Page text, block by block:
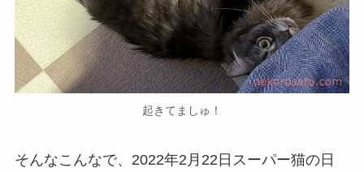
起きてましゅ！
そんなこんなで、2022年2月22日スーパー猫の日